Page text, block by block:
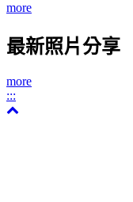
more
最新照片分享
more
:::